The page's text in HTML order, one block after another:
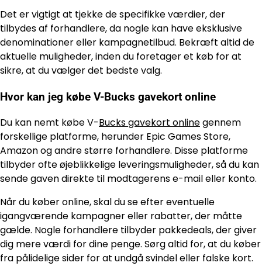
Det er vigtigt at tjekke de specifikke værdier, der
tilbydes af forhandlere, da nogle kan have eksklusive
denominationer eller kampagnetilbud. Bekræft altid de
aktuelle muligheder, inden du foretager et køb for at
sikre, at du vælger det bedste valg.
Hvor kan jeg købe V-Bucks gavekort online
Du kan nemt købe V-Bucks gavekort onlinegennem
forskellige platforme, herunder Epic Games Store,
Amazon og andre større forhandlere. Disse platforme
tilbyder ofte øjeblikkelige leveringsmuligheder, så du kan
sende gaven direkte til modtagerens e-mail eller konto.
Når du køber online, skal du se efter eventuelle
igangværende kampagner eller rabatter, der måtte
gælde. Nogle forhandlere tilbyder pakkedeals, der giver
dig mere værdi for dine penge. Sørg altid for, at du køber
fra pålidelige sider for at undgå svindel eller falske kort.